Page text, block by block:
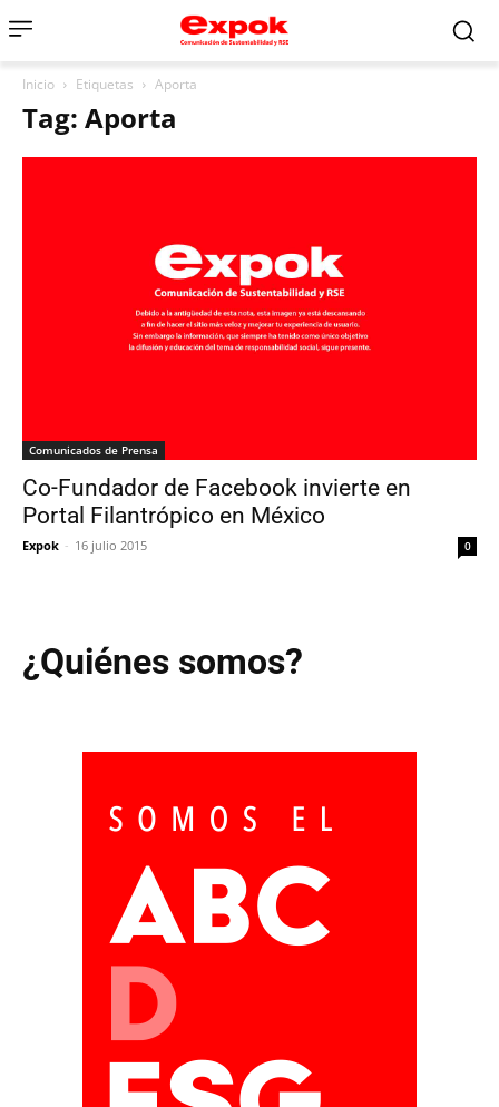
Inicio Etiquetas Aporta
Tag: Aporta
Comunicados de Prensa
Co-Fundador de Facebook invierte en
Portal Filantrópico en México
Expok - 16 julio 2015 0
¿Quiénes somos?